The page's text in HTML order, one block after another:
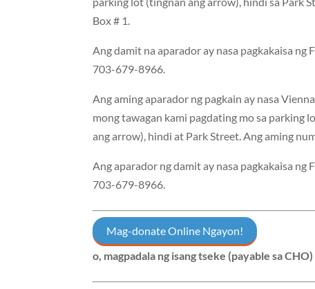
Box # 1.
Ang damit na aparador ay nasa pagkakaisa
703-679-8966.
Ang aming aparador ng pagkain ay nasa
mong tawagan kami pagdating mo sa parking
ang arrow), hindi at Park Street. Ang aming
Ang aparador ng damit ay nasa pagkakaisa
703-679-8966.
Mag-donate Online Ngayon!
o, magpadala ng isang tseke (payable sa